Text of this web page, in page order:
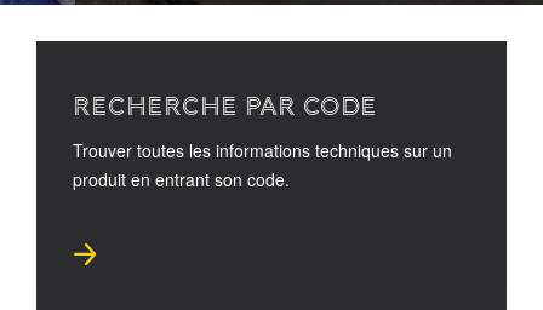
RECHERCHE PAR CODE
Trouver toutes les informations techniques sur un
produit en entrant son code.